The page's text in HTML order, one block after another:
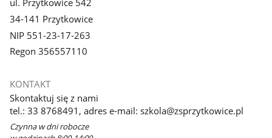
ul. Przytkowice 542
34-141 Przytkowice
NIP 551-23-17-263
Regon 356557110
KONTAKT
Skontaktuj się z nami
tel.: 33 8768491, adres e-mail: szkola@zsprzytkowice.pl
Czynna w dni robocze